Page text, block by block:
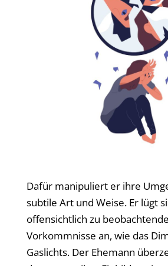
Dafür manipuliert er ihre
subtile Art und Weise. Er lügt
offensichtlich zu beobachtende
Vorkommnisse an, wie das
Gaslichts. Der Ehemann